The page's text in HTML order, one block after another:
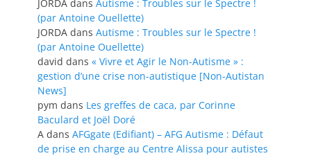
JORDA dans Autisme : Troubles sur le Spectre !
(par Antoine Ouellette)
JORDA dans Autisme : Troubles sur le Spectre !
(par Antoine Ouellette)
david dans « Vivre et Agir le Non-Autisme » :
gestion d’une crise non-autistique [Non-Autistan
News]
pym dans Les greffes de caca, par Corinne
Baculard et Joël Doré
A dans AFGgate (Edifiant) – AFG Autisme : Défaut
de prise en charge au Centre Alissa pour autistes